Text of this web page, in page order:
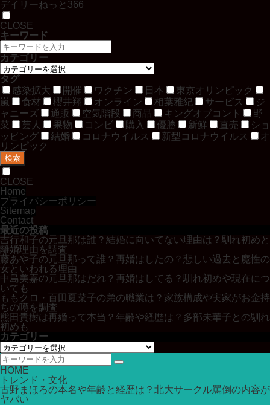
デイリーねっと366
CLOSE
キーワード
カテゴリー
タグ
感染拡大
開催 ワクチン 日本
東京オリンピック
嵐
食材 櫻井翔 オンライン 相葉雅紀 サービス
ジ
ャニーズ
通販 空気階段 商品 キングオブコント
野
菜
芸人 果物 コンビ 購入 優勝 新鮮 直売
ショ
ッピング
結婚 コロナウイルス 新型コロナウイルス
オ
リンピック
検索
CLOSE
Home
プライバシーポリシー
Sitemap
Contact
最近の投稿
吉行和子の元旦那は誰？結婚に向いてない理由は？馴れ初めと
離婚理由を調査
藤あや子の元旦那って誰？再婚はしたの？悲しい過去と魔性の
女といわれる理由
中島美嘉の元旦那はだれ？再婚はしてる？馴れ初めや現在につ
いても
ももクロ・百田夏菜子の弟の職業は？家族構成や実家がお金持
ちの噂を調査
熊田貴樹は再婚って本当？年齢や経歴は？多部未華子との馴れ
初めも
カテゴリー
カ
テ
ゴ
リ
ー
HOME
トレンド・文化
古野まほろの本名や年齢と経歴は？北大サークル罵倒の内容が
ヤバい